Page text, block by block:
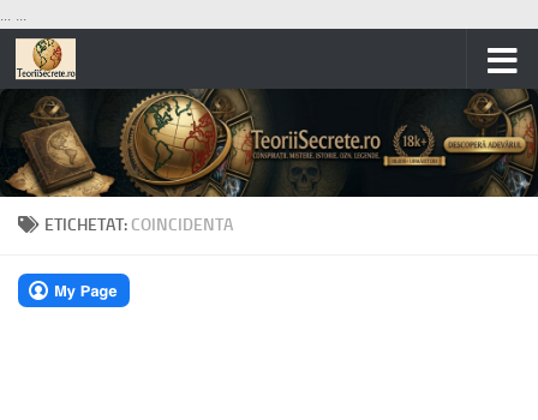
... ...
Skip to content
ETICHETAT: COINCIDENTA